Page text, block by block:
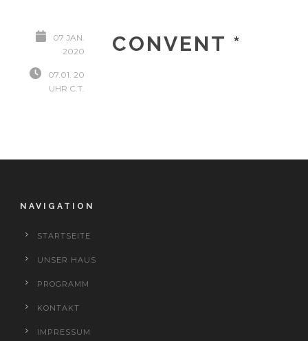
07 JAN.
2020
07.01. 20
UHR C.T.
CONVENT *
NAVIGATION
STARTSEITE
UNSER HAUS
PROGRAMM
KONTAKT
IMPRESSUM